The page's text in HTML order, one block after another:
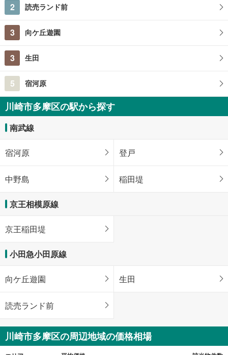
2 読売ランド前
3 向ケ丘遊園
3 生田
5 宿河原
川崎市多摩区の駅から探す
南武線
宿河原 登戸
中野島 稲田堤
京王相模原線
京王稲田堤
小田急小田原線
向ケ丘遊園 生田
読売ランド前
川崎市多摩区の周辺地域の価格相場